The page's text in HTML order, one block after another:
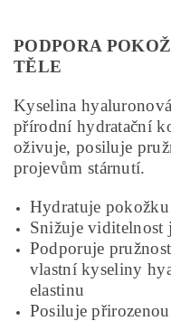
PODPORA
TĚLE
Kyselina
přírodní hydratační
oživuje, posiluje
projevům stárnutí.
Hydratuje
Snižuje viditelnost
Podporuje
vlastní kyseliny
elastinu
Posiluje